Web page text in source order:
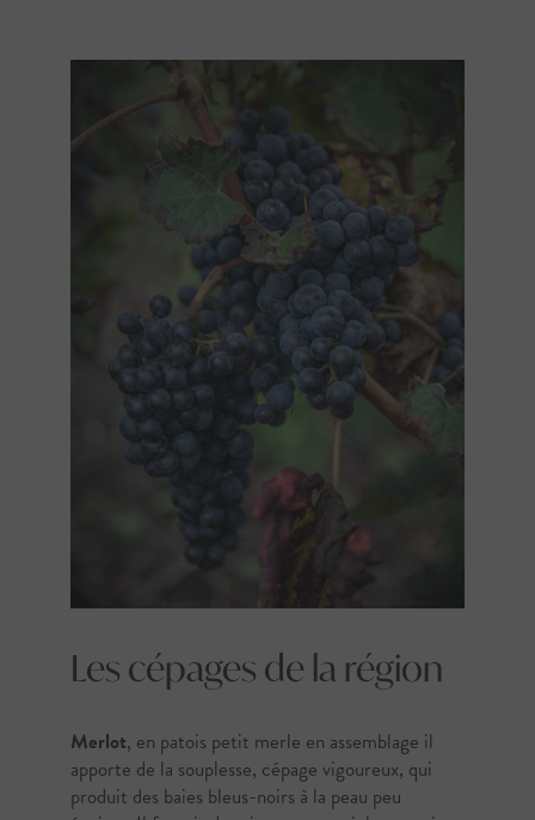
Les cépages de la région
Merlot, en patois petit merle en assemblage il
apporte de la souplesse, cépage vigoureux, qui
produit des baies bleus-noirs à la peau peu